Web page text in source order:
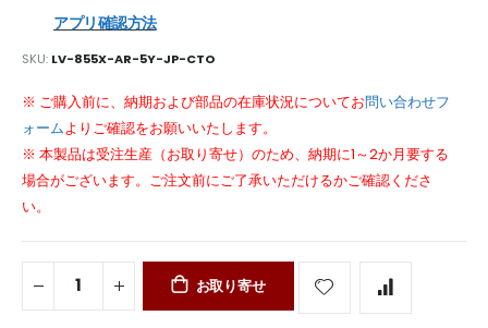
アプリ確認方法
SKU LV-855X-AR-5Y-JP-CTO
※ ご購入前に、納期および部品の在庫状況についてお問い合わせフ
ォームよりご確認をお願いいたします。
※ 本製品は受注生産（お取り寄せ）のため、納期に1～2か月要する
場合がございます。ご注文前にご了承いただけるかご確認くださ
い。
お取り寄せ